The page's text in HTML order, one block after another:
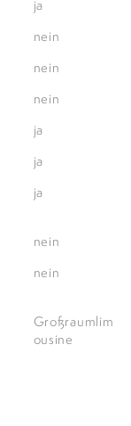
ja
nein
nein
nein
ja
ja
ja
nein
nein
Großraumlim
ousine